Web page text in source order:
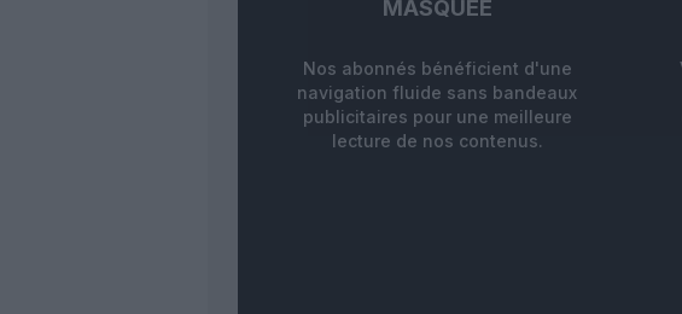
MASQUÉE
Nos abonnés bénéficient d'une
navigation fluide sans bandeaux
publicitaires pour une meilleure
lecture de nos contenus.